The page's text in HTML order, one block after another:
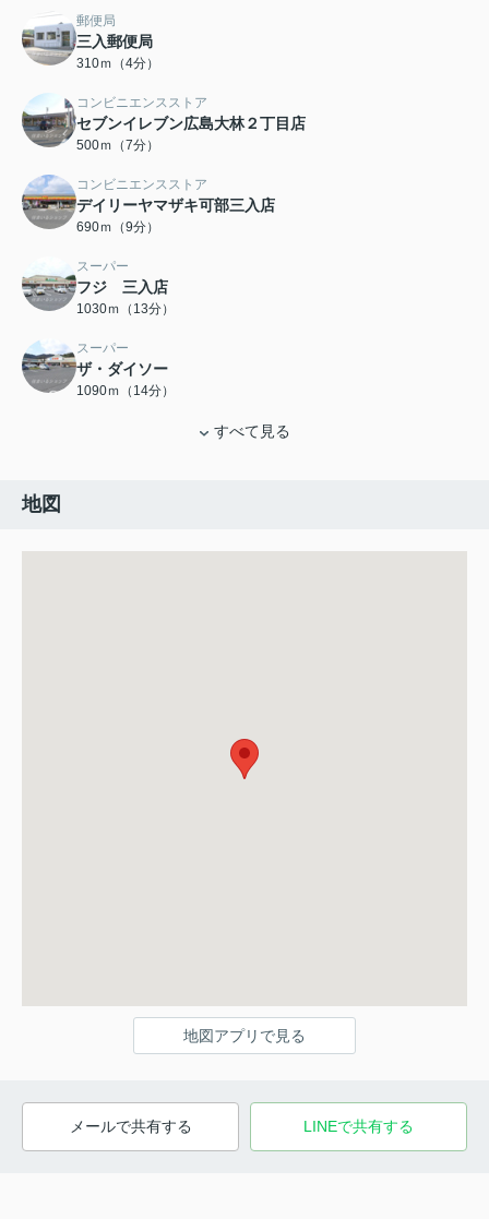
郵便局
三入郵便局
310ｍ（4分）
コンビニエンスストア
セブンイレブン広島大林２丁目店
500ｍ（7分）
コンビニエンスストア
デイリーヤマザキ可部三入店
690ｍ（9分）
スーパー
フジ 三入店
1030ｍ（13分）
スーパー
ザ・ダイソー
1090ｍ（14分）
すべて見る
地図
地図アプリで見る
メールで共有する LINEで共有する